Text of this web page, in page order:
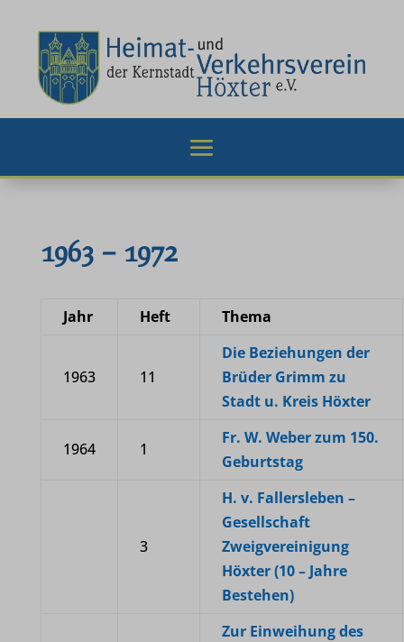
1963 – 1972
Jahr Heft Thema
1963 11
Die Beziehungen der
Brüder Grimm zu
Stadt u. Kreis Höxter
1964 1
Fr. W. Weber zum 150.
Geburtstag
3
H. v. Fallersleben –
Gesellschaft
Zweigvereinigung
Höxter (10 – Jahre
Bestehen)
Zur Einweihung des